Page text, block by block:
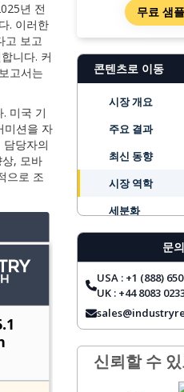
년 전
. 이러한
고 보고
니다. 커
고서는
미국 기
미션을 자
당자의
, 모바
으로 조
무료 샘
콘텐츠로 이동
시장 개요
주요 결과
최신 동향
시장 역학
세분화
지역 전망
주요 기업
보고서 범위
자주 묻는 질문
문
USA : +1 (888)
UK : +44 8083
신뢰할 수